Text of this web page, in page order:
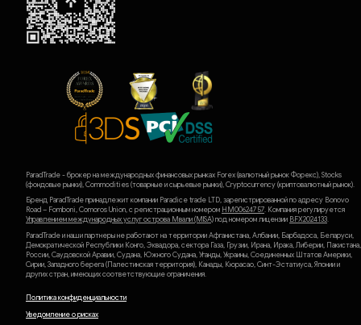
ParadTrade - брокер на международных финансовых рынках Forex (валютный рынок Форекс), Stocks
(фондовые рынки), Commodities (товарные и сырьевые рынки), Cryptocurrency (криптовалютный рынок).
Бренд ParadTrade принадлежит компании Paradice trade LTD, зарегистрированной по адресу Bonovo
Road – Fomboni, Comoros Union, с регистрационным номером HM00624757. Компания регулируется
Управлением международных услуг острова Мвали (MlSA)под номером лицензии BFX2024133.
ParadTrade и наши партнеры не работают на территории Афганистана, Албании, Барбадоса, Беларуси,
Демократической Республики Конго, Эквадора, сектора Газа, Грузии, Ирана, Ирака, Либерии, Пакистана,
России, Саудовской Аравии, Судана, Южного Судана, Уганды, Украины, Соединенных Штатов Америки,
Сирии, Западного берега (Палестинская территория), Канады, Кюрасао, Синт-Эстатиуса, Японии и
других стран, имеющих соответствующие ограничения.
Политика конфиденциальности
Уведомление о рисках